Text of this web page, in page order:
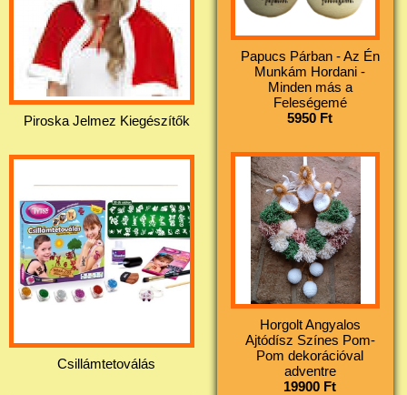
Piroska Jelmez Kiegészítők
Csillámtetoválás
Papucs Párban - Az Én
Munkám Hordani -
Minden más a
Feleségemé
5950 Ft
Horgolt Angyalos
Ajtódísz Színes Pom-
Pom dekorációval
adventre
19900 Ft